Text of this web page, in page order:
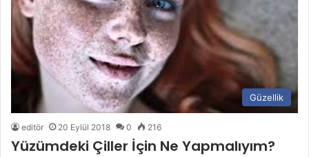
Güzellik
editör 20 Eylül 2018 0 216
Yüzümdeki Çiller İçin Ne Yapmalıyım?